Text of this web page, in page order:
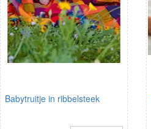
Babytruitje in ribbelsteek